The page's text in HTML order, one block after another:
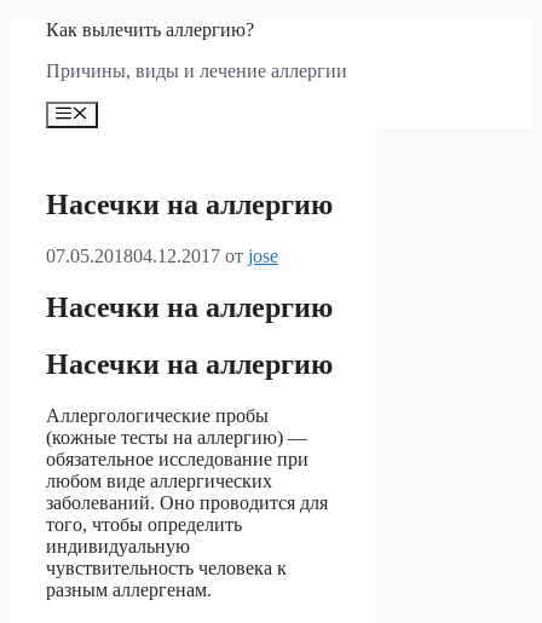
Перейти
содержимому
Как вылечить аллергию?
Причины, виды и лечение аллергии
Меню
Насечки на аллергию
07.05.201804.12.2017 от jose
Насечки на аллергию
Насечки на аллергию
Аллергологические пробы
(кожные тесты на аллергию) —
обязательное исследование при
любом виде аллергических
заболеваний. Оно проводится для
того, чтобы определить
индивидуальную
чувствительность человека к
разным аллергенам.